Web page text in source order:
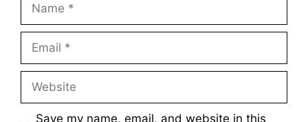
Save my name, email, and website in this